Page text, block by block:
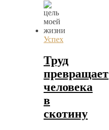
Успех
Труд
превращает
человека
в
скотину